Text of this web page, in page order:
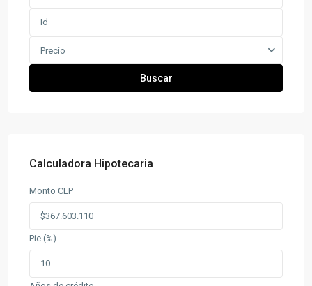
Precio
Buscar
Calculadora Hipotecaria
Monto CLP
Pie (%)